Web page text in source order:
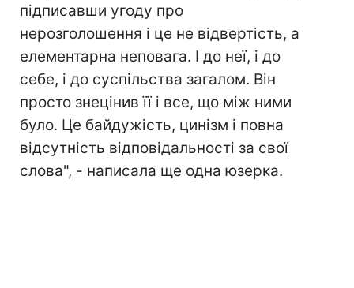
підписавши угоду про
нерозголошення і це не відвертість, а
елементарна неповага. І до неї, і до
себе, і до суспільства загалом. Він
просто знецінив її і все, що між ними
було. Це байдужість, цинізм і повна
відсутність відповідальності за свої
слова", - написала ще одна юзерка.